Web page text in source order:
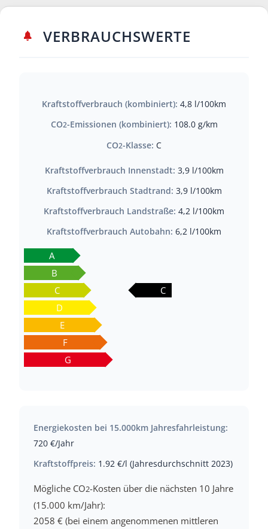
VERBRAUCHSWERTE
Kraftstoffverbrauch (kombiniert): 4,8 l/100km
CO2-Emissionen (kombiniert): 108.0 g/km
CO2-Klasse: C
Kraftstoffverbrauch Innenstadt: 3,9 l/100km
Kraftstoffverbrauch Stadtrand: 3,9 l/100km
Kraftstoffverbrauch Landstraße: 4,2 l/100km
Kraftstoffverbrauch Autobahn: 6,2 l/100km
A
B
C
C
D
E
F
G
Energiekosten bei 15.000km Jahresfahrleistung:
720 €/Jahr
Kraftstoffpreis: 1.92 €/l (Jahresdurchschnitt 2023)
Mögliche CO2-Kosten über die nächsten 10 Jahre
(15.000 km/Jahr):
2058 € (bei einem angenommenen mittleren